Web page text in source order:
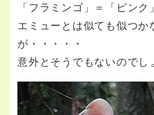
「フラミンゴ」＝「ピン
エミューとは似ても似つか
が・・・・・
意外とそうでもないのでし